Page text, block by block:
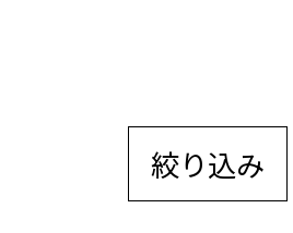
絞り込み